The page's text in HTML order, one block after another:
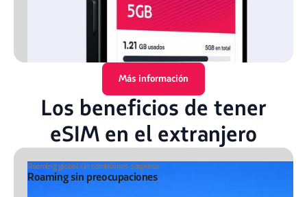
Más información
Los beneficios de tener
eSIM en el extranjero
Roaming global sin comisiones sorpresa
Roaming sin preocupaciones